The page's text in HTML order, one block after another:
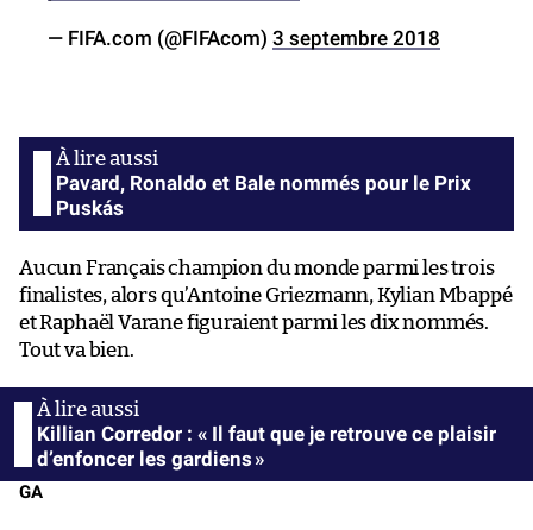
— FIFA.com (@FIFAcom) 3 septembre 2018
Pavard, Ronaldo et Bale nommés pour le Prix
Puskás
Aucun Français champion du monde parmi les trois
finalistes, alors qu’Antoine Griezmann, Kylian Mbappé
et Raphaël Varane figuraient parmi les dix nommés.
Tout va bien.
Killian Corredor : « Il faut que je retrouve ce plaisir
d’enfoncer les gardiens »
GA